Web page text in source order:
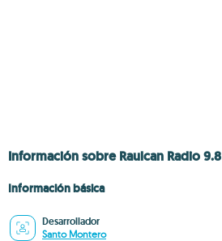
Información sobre Raulcan Radio 9.8
Información básica
Desarrollador
Santo Montero